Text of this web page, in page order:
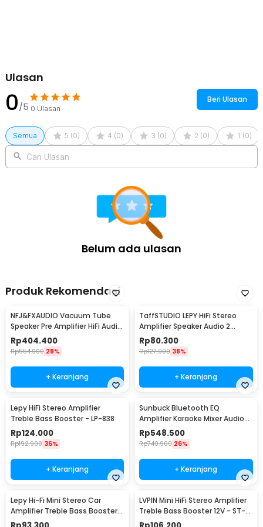
Ulasan
0/5 0 Ulasan
Beri Ulasan
Semua 5 (0) 4 (0) 3 (0) 2 (0) 1 (0)
Cari Ulasan
Belum ada ulasan
Produk Rekomendasi
NFJ&FXAUDIO Vacuum Tube
Speaker Pre Amplifier HiFi Audio
12V Low Noise - TUBE-03
Rp404.400
Rp554.900 28%
+ Keranjang
TaffSTUDIO LEPY HiFi Stereo
Amplifier Speaker Audio 2
Channel 20W - HY-2001
Rp80.300
Rp127.900 38%
+ Keranjang
Lepy HiFi Stereo Amplifier
Treble Bass Booster - LP-838
Rp124.000
Rp192.900 36%
+ Keranjang
Sunbuck Bluetooth EQ
Amplifier Karaoke Mixer Audio
FM - AV-MP326BT
Rp548.500
Rp740.900 26%
+ Keranjang
Lepy Hi-Fi Mini Stereo Car
Amplifier Treble Bass Booster -
AK-170
LVPIN Mini HiFi Stereo Amplifier
Treble Bass Booster 12V - ST-
838